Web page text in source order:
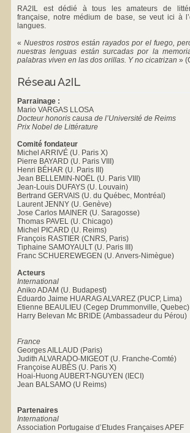
RA2IL est dédié à tous les amateurs de
française, notre médium de base, se veut ici à
langues.
« Nuestros rostros están rayados por el fuego,
nuestras lenguas están surcadas por la
palabras viven en las dos orillas. Y no cicatrizan »
Réseau A2IL
Parrainage :
Mario VARGAS LLOSA
Docteur honoris causa de l’Université de Reims
Prix Nobel de Littérature
Comité fondateur
Michel ARRIVÉ (U. Paris X)
Pierre BAYARD (U. Paris VIII)
Henri BÉHAR (U. Paris III)
Jean BELLEMIN-NOËL (U. Paris VIII)
Jean-Louis DUFAYS (U. Louvain)
Bertrand GERVAIS (U. du Québec, Montréal)
Laurent JENNY (U. Genève)
Jose Carlos MAINER (U. Saragosse)
Thomas PAVEL (U. Chicago)
Michel PICARD (U. Reims)
François RASTIER (CNRS, Paris)
Tiphaine SAMOYAULT (U. Paris III)
Franc SCHUEREWEGEN (U. Anvers-Nimègue)
Acteurs
International
Aniko ADAM (U. Budapest)
Eduardo Jaime HUARAG ALVAREZ (PUCP, Lima)
Etienne BEAULIEU (Cegep Drummonville, Quebec)
Harry Belevan Mc BRIDE (Ambassadeur du Pérou)
France
Georges AILLAUD (Paris)
Judith ALVARADO-MIGEOT (U. Franche-Comté)
Françoise AUBÈS (U. Paris X)
Hoai-Huong AUBERT-NGUYEN (IECI)
Jean BALSAMO (U Reims)
Partenaires
International
Association Portugaise d’Etudes Françaises APEF